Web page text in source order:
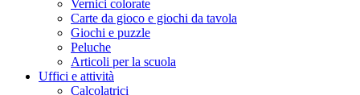
Vernici colorate
Carte da gioco e giochi da tavola
Giochi e puzzle
Peluche
Articoli per la scuola
Uffici e attività
Calcolatrici